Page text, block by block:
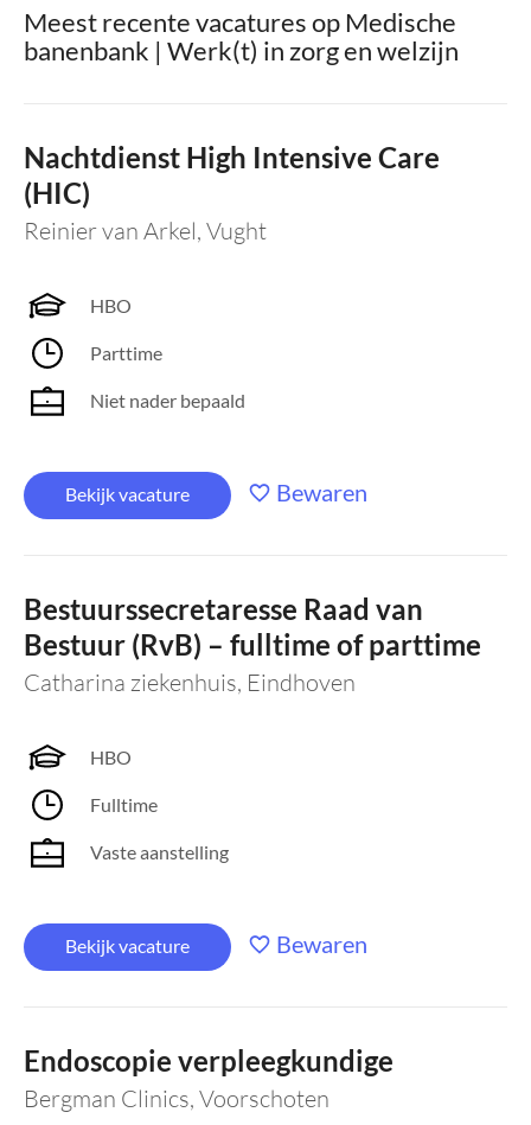
Meest recente vacatures op Medische
banenbank | Werk(t) in zorg en welzijn
Nachtdienst High Intensive Care
(HIC)
Reinier van Arkel, Vught
HBO
Parttime
Niet nader bepaald
Bekijk vacature Bewaren
Bestuurssecretaresse Raad van
Bestuur (RvB) – fulltime of parttime
Catharina ziekenhuis, Eindhoven
HBO
Fulltime
Vaste aanstelling
Bekijk vacature Bewaren
Endoscopie verpleegkundige
Bergman Clinics, Voorschoten